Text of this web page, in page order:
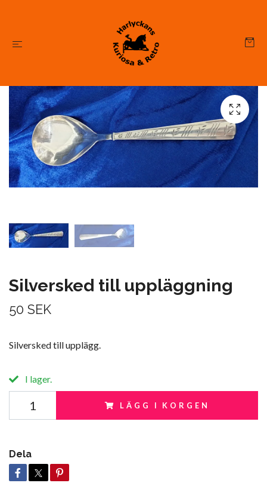
Silversked till uppläggning
50 SEK
Silversked till upplägg.
I lager.
LÄGG I KORGEN
Dela